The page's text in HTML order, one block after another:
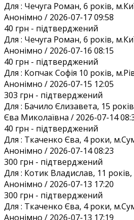
Для : Чечуга Роман, 6 років,
Анонiмно / 2026-07-17 09:58
40 грн - підтверджений
Для : Чечуга Роман, 6 років,
Анонiмно / 2026-07-16 08:15
40 грн - підтверджений
Для : Копчак Софія 10 років,
Анонiмно / 2026-07-15 12:05
303 грн - підтверджений
Для : Бачило Єлизавета, 15
Єва Миколаївна / 2026-07-14
40 грн - підтверджений
Для : Ткаченко Єва, 4 роки,
Анонiмно / 2026-07-14 08:23
300 грн - підтверджений
Для : Котик Владислав, 11
Анонiмно / 2026-07-13 17:20
300 грн - підтверджений
Для : Ткаченко Єва, 4 роки,
Анонiмно / 2026-07-13 17:19